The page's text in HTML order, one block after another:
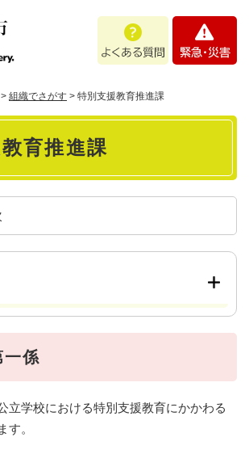
あ
問
・
> 組織でさがす > 特別支援教育推進課
育推進課
一係
立学校における特別支援教育にかかわる
す。